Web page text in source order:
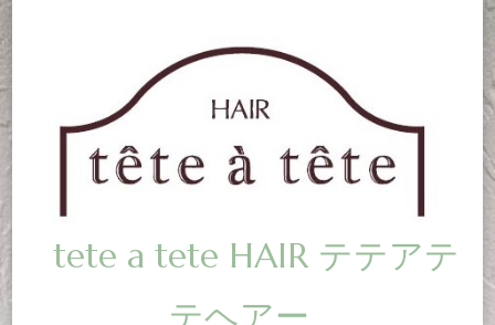
tete a tete HAIR テテアテ